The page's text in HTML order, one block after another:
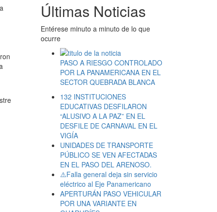
Últimas Noticias
Entérese minuto a minuto de lo que
ocurre
PASO A RIESGO CONTROLADO
POR LA PANAMERICANA EN EL
SECTOR QUEBRADA BLANCA
132 INSTITUCIONES
EDUCATIVAS DESFILARON
“ALUSIVO A LA PAZ” EN EL
DESFILE DE CARNAVAL EN EL
VIGÍA
UNIDADES DE TRANSPORTE
PÚBLICO SE VEN AFECTADAS
EN EL PASO DEL ARENOSO.
⚠️Falla general deja sin servicio
eléctrico al Eje Panamericano
APERTURÁN PASO VEHICULAR
POR UNA VARIANTE EN